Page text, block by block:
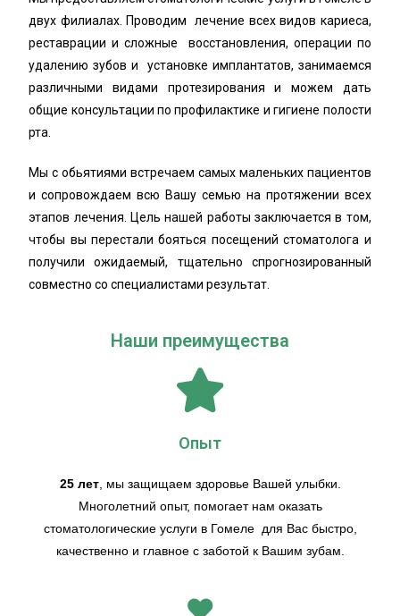
двух филиалах. Проводим лечение всех видов кариеса,
реставрации и сложные восстановления, операции по
удалению зубов и установке имплантатов, занимаемся
различными видами протезирования и можем дать
общие консультации по профилактике и гигиене полости
рта.
Мы с обьятиями встречаем самых маленьких пациентов
и сопровождаем всю Вашу семью на протяжении всех
этапов лечения. Цель нашей работы заключается в том,
чтобы вы перестали бояться посещений стоматолога и
получили ожидаемый, тщательно спрогнозированный
совместно со специалистами результат.
Наши преимущества
Опыт
25 лет, мы защищаем здоровье Вашей улыбки.
Многолетний опыт, помогает нам оказать
стоматологические услуги в Гомеле для Вас быстро,
качественно и главное с заботой к Вашим зубам.